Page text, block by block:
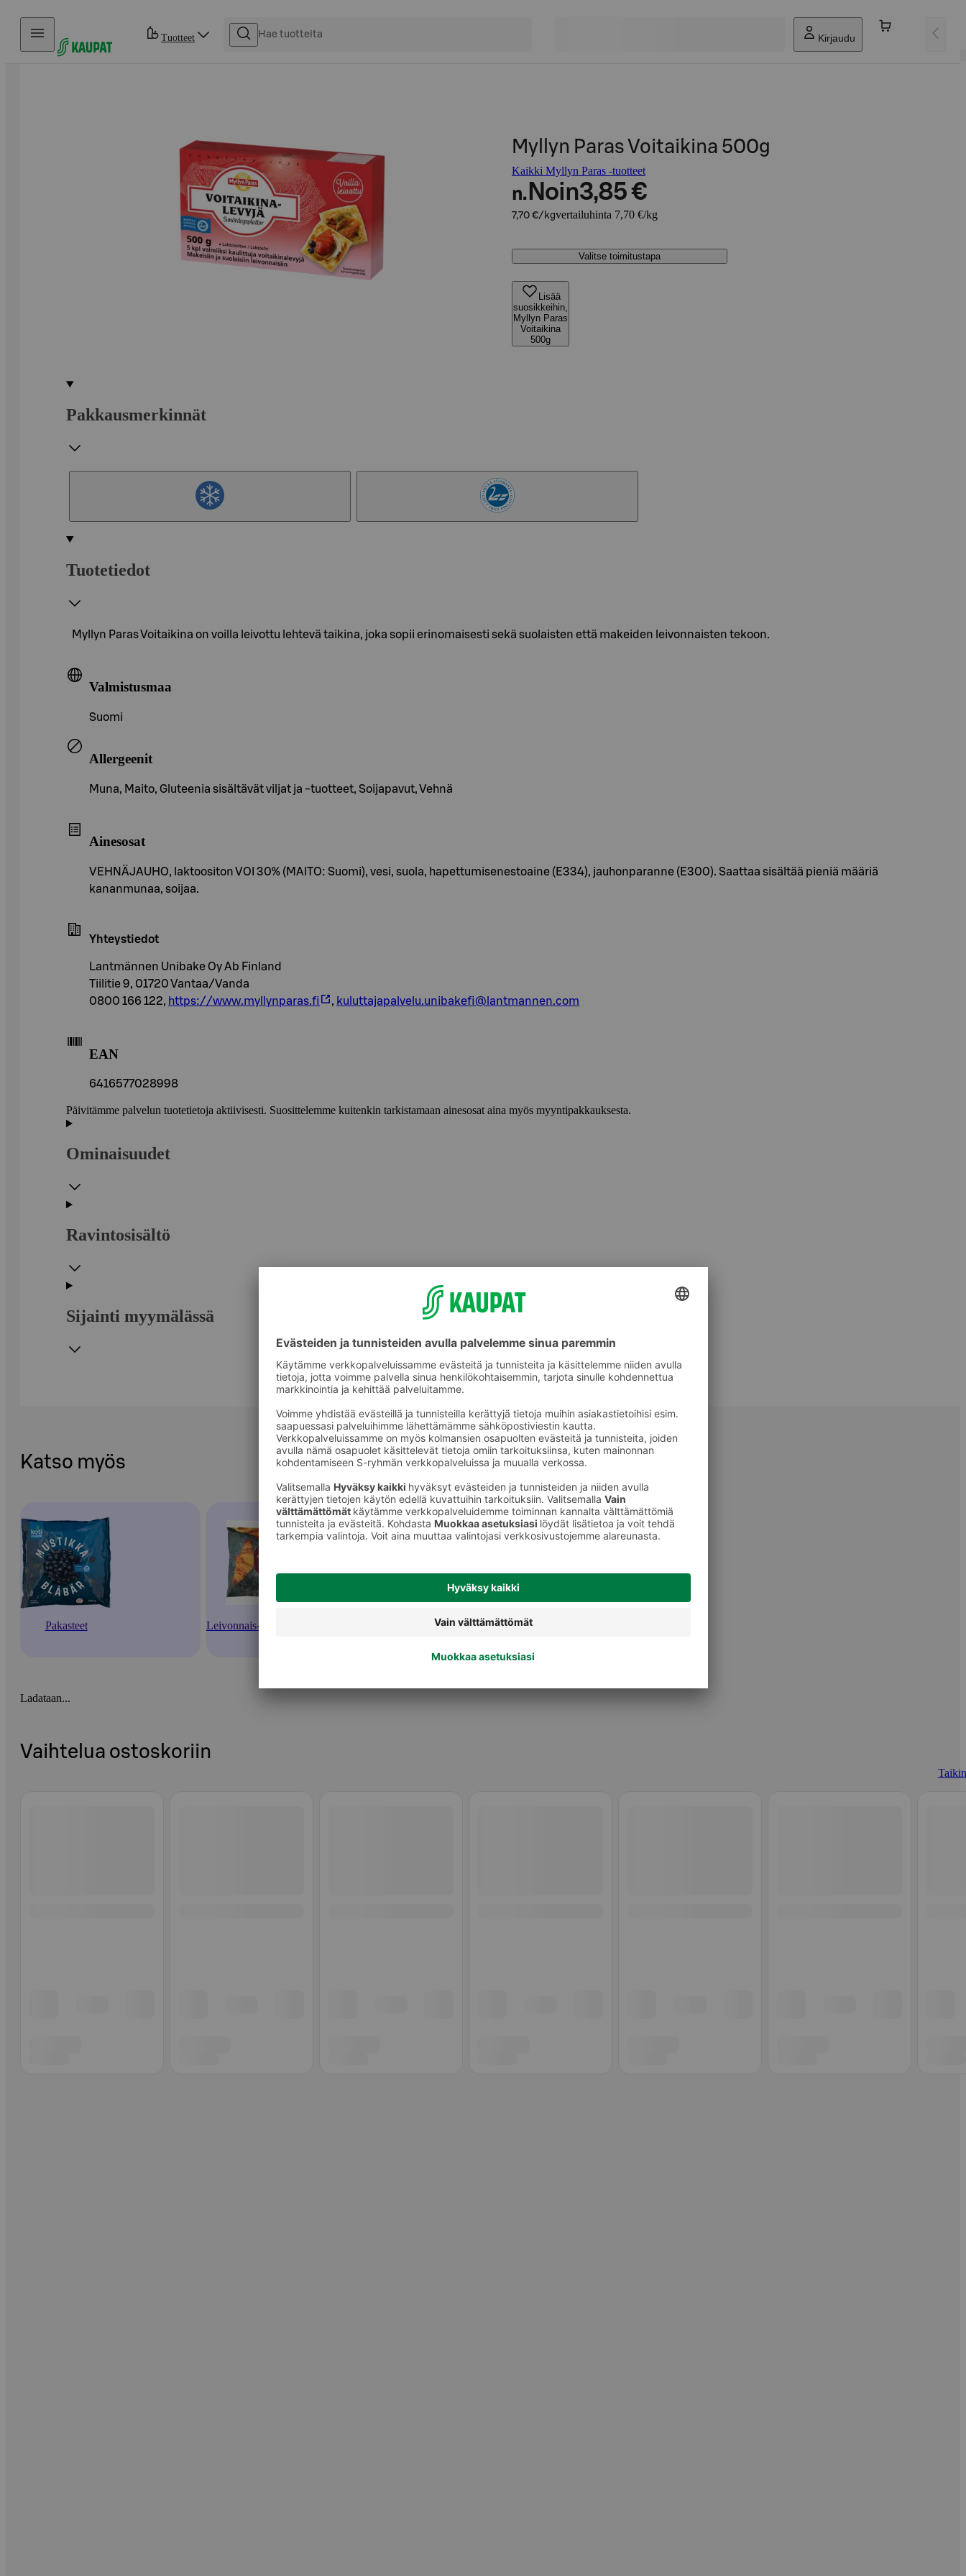
Hyppää sisältöön
Tuotteet Kirjaudu
Myllyn Paras Voitaikina 500g
Kaikki Myllyn Paras -tuotteet
n. Noin3,85 €
7,70 €/kgvertailuhinta 7,70 €/kg
Valitse toimitustapa
Lisää
suosikkeihin,
Myllyn Paras
Voitaikina
500g
Pakkausmerkinnät
Tuotetiedot
Myllyn Paras Voitaikina on voilla leivottu lehtevä taikina, joka sopii erinomaisesti sekä suolaisten että makeiden leivonnaisten tekoon.
Valmistusmaa
Suomi
Allergeenit
Muna, Maito, Gluteenia sisältävät viljat ja -tuotteet, Soijapavut, Vehnä
Ainesosat
VEHNÄJAUHO, laktoositon VOI 30% (MAITO: Suomi), vesi, suola, hapettumisenestoaine (E334), jauhonparanne (E300). Saattaa sisältää pieniä määriä
kananmunaa, soijaa.
Yhteystiedot
Lantmännen Unibake Oy Ab Finland
Tiilitie 9, 01720 Vantaa/Vanda
0800 166 122, https://www.myllynparas.fi , kuluttajapalvelu.unibakefi@lantmannen.com
EAN
6416577028998
Päivitämme palvelun tuotetietoja aktiivisesti. Suosittelemme kuitenkin tarkistamaan ainesosat aina myös myyntipakkauksesta.
Ominaisuudet
Ravintosisältö
Sijainti myymälässä
Katso myös
Pakasteet Leivonnais- ja leipäpakasteet Taikinat
Ladataan...
Vaihtelua ostoskoriin